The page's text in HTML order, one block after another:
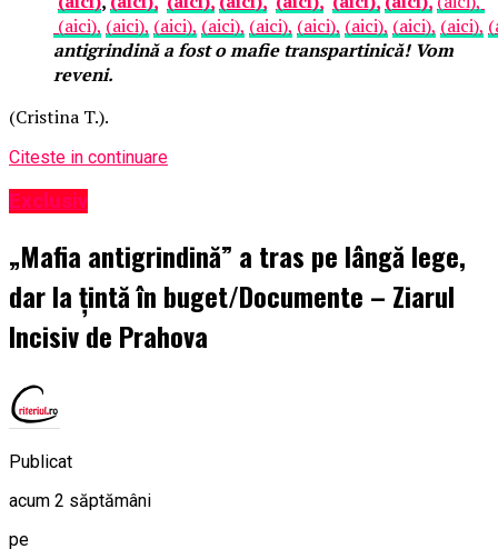
(aici), (aici), (aici), (aici), (aici), (aici), (aici), (aici), (aici),
antigrindină a fost o mafie transpartinică! Vom
reveni.
(Cristina T.).
Citeste in continuare
Exclusiv
„Mafia antigrindină” a tras pe lângă lege,
dar la țintă în buget/Documente – Ziarul
Incisiv de Prahova
Publicat
acum 2 săptămâni
pe